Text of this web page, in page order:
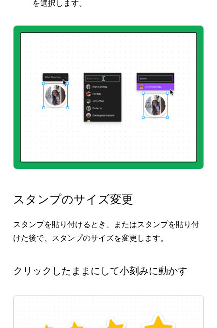
を選択します。
スタンプのサイズ変更
スタンプを貼り付けるとき、またはスタンプを貼り付
けた後で、スタンプのサイズを変更します。
クリックしたままにして小刻みに動かす